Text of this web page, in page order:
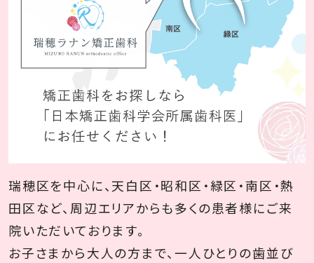
瑞穂区を中心に、天白区・昭和区・緑区・南区・熱
田区など、周辺エリアからも多くの患者様にご来
院いただいております。
お子さまから大人の方まで、一人ひとりの歯並び